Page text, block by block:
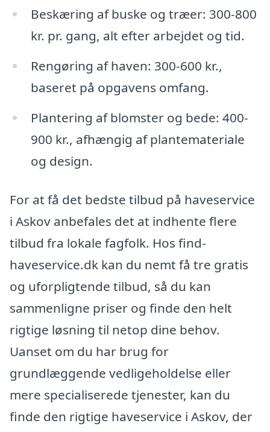
Beskæring af buske og træer: 300-800
kr. pr. gang, alt efter arbejdet og tid.
Rengøring af haven: 300-600 kr.,
baseret på opgavens omfang.
Plantering af blomster og bede: 400-
900 kr., afhængig af plantemateriale
og design.
For at få det bedste tilbud på haveservice
i Askov anbefales det at indhente flere
tilbud fra lokale fagfolk. Hos find-
haveservice.dk kan du nemt få tre gratis
og uforpligtende tilbud, så du kan
sammenligne priser og finde den helt
rigtige løsning til netop dine behov.
Uanset om du har brug for
grundlæggende vedligeholdelse eller
mere specialiserede tjenester, kan du
finde den rigtige haveservice i Askov, der